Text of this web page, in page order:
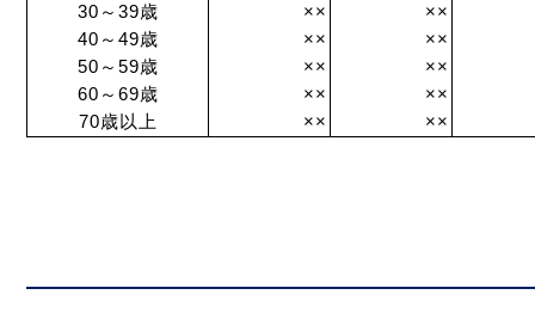
30～39歳
××
××
40～49歳
××
××
50～59歳
××
××
60～69歳
××
××
70歳以上
×× ××